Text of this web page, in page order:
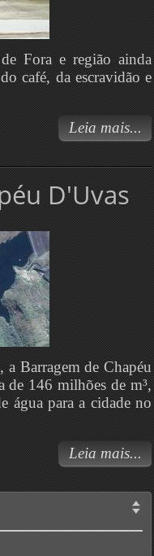
Fora e região ainda
café, da escravidão e
Leia mais...
D'Uvas
Barragem de Chapéu
de 146 milhões de m³,
água para a cidade no
Leia mais...